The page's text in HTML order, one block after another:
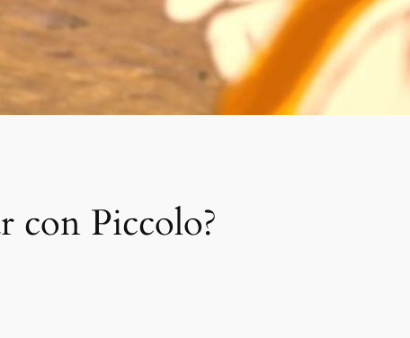
con Piccolo?